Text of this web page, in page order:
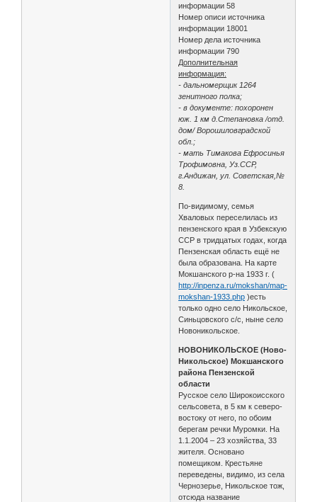
информации 58
Номер описи источника
информации 18001
Номер дела источника
информации 790
Дополнительная
информация:
- дальномерщик 1264
зенитного полка;
- в документе: похоронен
юж. 1 км д.Степановка /отд.
дом/ Ворошиловградской
обл.;
- мать Тимакова Ефросинья
Трофимовна, Уз.ССР,
г.Андижан, ул. Советская,№
8.
По-видимому, семья
Хваловых переселилась из
пензенского края в Узбекскую
ССР в тридцатых годах, когда
Пензенская область ещё не
была образована. На карте
Мокшанского р-на 1933 г. (
http://inpenza.ru/mokshan/map-
mokshan-1933.php )есть
только одно село Никольское,
Синьцовского с/с, ныне село
Новоникольское.
НОВОНИКОЛЬСКОЕ (Ново-
Никольское) Мокшанского
района Пензенской
области
Русское село Широкоисского
сельсовета, в 5 км к северо-
востоку от него, по обоим
берегам речки Муромки. На
1.1.2004 – 23 хозяйства, 33
жителя. Основано
помещиком. Крестьяне
переведены, видимо, из села
Чернозерье, Никольское тож,
отсюда название